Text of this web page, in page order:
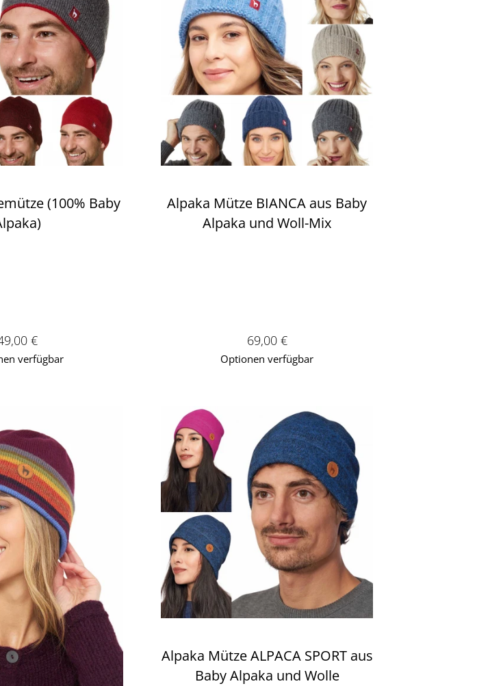
(100% Baby
49,00 €
€
verfügbar
Alpaka Mütze BIANCA aus Baby
Alpaka und Woll-Mix
Verkaufspreis: 69,00 €
69,00 €
Optionen verfügbar
Alpaka Mütze ALPACA SPORT aus
Baby Alpaka und Wolle